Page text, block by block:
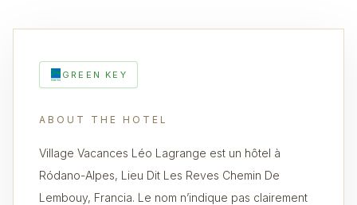
GREEN KEY
ABOUT THE HOTEL
Village Vacances Léo Lagrange est un hôtel à
Ródano-Alpes, Lieu Dit Les Reves Chemin De
Lembouy, Francia. Le nom n’indique pas clairement